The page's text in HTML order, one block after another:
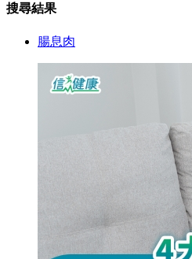
搜尋結果
腸息肉